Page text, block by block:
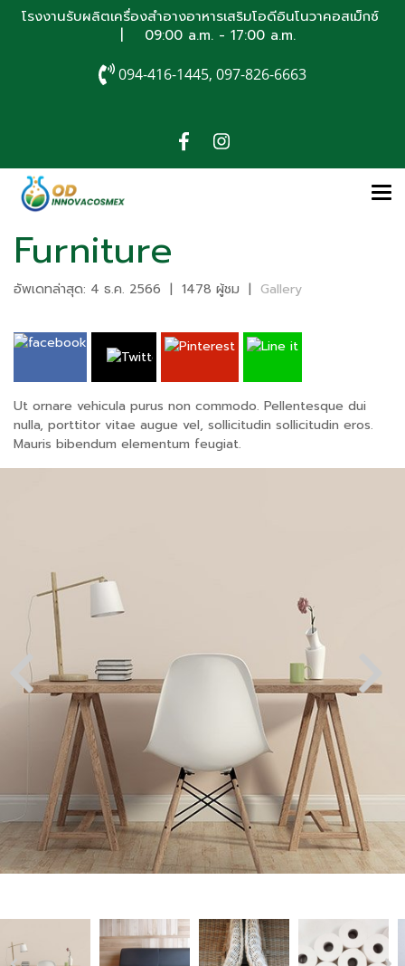
โรงงานรับผลิตเครื่องสำอางอาหารเสริมโอดีอินโนวาคอสเม็กซ์
| 09:00 a.m. - 17:00 a.m.
094-416-1445, 097-826-6663
Furniture
อัพเดทล่าสุด: 4 ธ.ค. 2566 | 1478 ผู้ชม | Gallery
Ut ornare vehicula purus non commodo. Pellentesque dui
nulla, porttitor vitae augue vel, sollicitudin sollicitudin eros.
Mauris bibendum elementum feugiat.